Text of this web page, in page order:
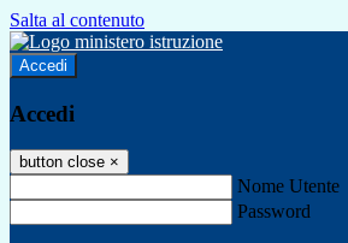
Salta al contenuto
Accedi
Accedi
button close ×
Nome Utente
Password